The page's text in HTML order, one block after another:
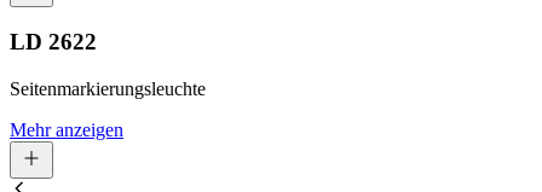
LD 2622
Seitenmarkierungsleuchte
Mehr anzeigen